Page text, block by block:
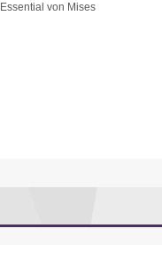
von Mises